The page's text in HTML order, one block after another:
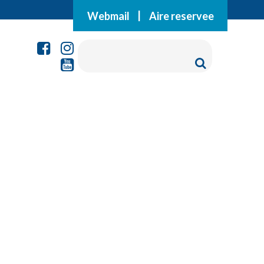
Webmail Aire reservee